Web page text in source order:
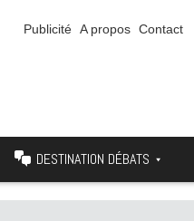
Publicité A propos Contact
DESTINATION DÉBATS